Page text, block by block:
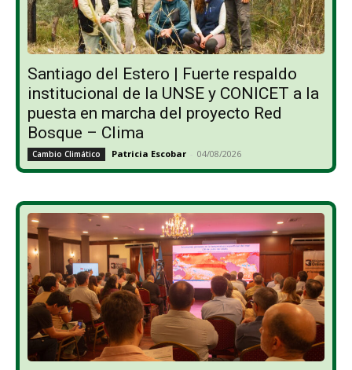
Santiago del Estero | Fuerte respaldo
institucional de la UNSE y CONICET a la
puesta en marcha del proyecto Red
Bosque – Clima
Cambio Climático Patricia Escobar - 04/08/2026